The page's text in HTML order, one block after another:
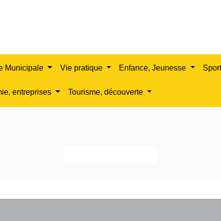
Municipale Vie pratique Enfance, Jeunesse
entreprises Tourisme, découverte